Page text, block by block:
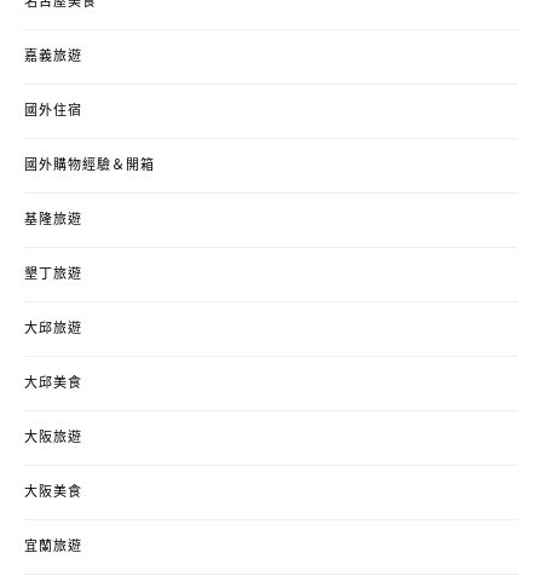
嘉義旅遊
國外住宿
國外購物經驗＆開箱
基隆旅遊
墾丁旅遊
大邱旅遊
大邱美食
大阪旅遊
大阪美食
宜蘭旅遊